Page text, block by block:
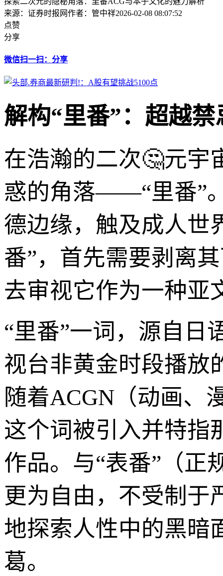
来源：证券时报网作者：管中祥2026-02-08 08:07:52
点赞
分享
微信扫一扫：分享
解构“里番”：超越
在浩瀚的二次🤔元宇
惑的角落——“里番”
德边缘，触及成人世
番”，首先需要剥离
去审视它作为一种亚
“里番”一词，源自日
视台非黄金时段播放
随着ACGN（动画、
这个词被引入并特指
作品。与“表番”（正
更为自由，不受制于
地探索人性中的黑暗
葛。